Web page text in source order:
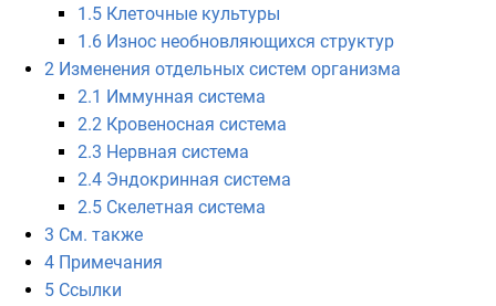
1.5 Клеточные культуры
1.6 Износ необновляющихся структур
2 Изменения отдельных систем организма
2.1 Иммунная система
2.2 Кровеносная система
2.3 Нервная система
2.4 Эндокринная система
2.5 Скелетная система
3 См. также
4 Примечания
5 Ссылки